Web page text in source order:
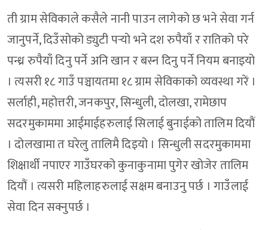
ती ग्राम सेविकाले कसैले नानी पाउन लागेको छ भने सेवा गर्न
जानुपर्ने, दिउँसोको ड्युटी पर्‍यो भने दश रुपैयाँ र रातिको परे
पन्ध्र रुपैयाँ दिनु पर्ने अनि खान र बस्न दिनु पर्ने नियम बनाइयो
। त्यसरी १८ गाउँ पञ्चायतमा १८ ग्राम सेविकाको व्यवस्था गरें ।
सर्लाही, महोत्तरी, जनकपुर, सिन्धुली, दोलखा, रामेछाप
सदरमुकाममा आईमाईहरुलाई सिलाई बुनाईको तालिम दियौं
। दोलखामा त घरेलु तालिमै दिइयो । सिन्धुली सदरमुकाममा
शिक्षार्थी नपाएर गाउँघरको कुनाकुनामा पुगेर खोजेर तालिम
दियौं । त्यसरी महिलाहरुलाई सक्षम बनाउनु पर्छ । गाउँलाई
सेवा दिन सक्नुपर्छ ।